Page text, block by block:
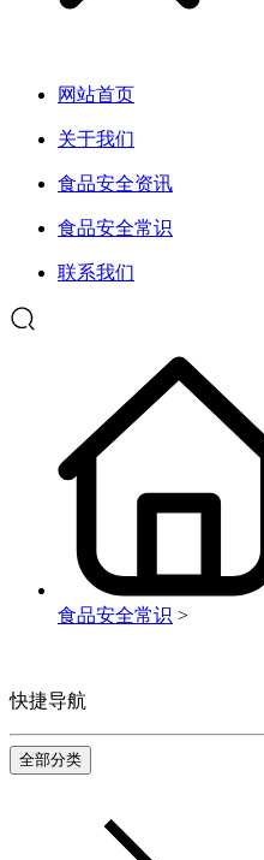
网站首页
关于我们
食品安全资讯
食品安全常识
联系我们
食品安全常识 >
快捷导航
全部分类